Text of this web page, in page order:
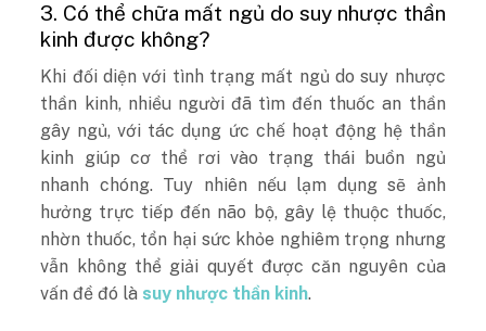
3. Có thể chữa mất ngủ do suy nhược thần
kinh được không?
Khi đối diện với tình trạng mất ngủ do suy nhược
thần kinh, nhiều người đã tìm đến thuốc an thần
gây ngủ, với tác dụng ức chế hoạt động hệ thần
kinh giúp cơ thể rơi vào trạng thái buồn ngủ
nhanh chóng. Tuy nhiên nếu lạm dụng sẽ ảnh
hưởng trực tiếp đến não bộ, gây lệ thuộc thuốc,
nhờn thuốc, tổn hại sức khỏe nghiêm trọng nhưng
vẫn không thể giải quyết được căn nguyên của
vấn đề đó là suy nhược thần kinh.